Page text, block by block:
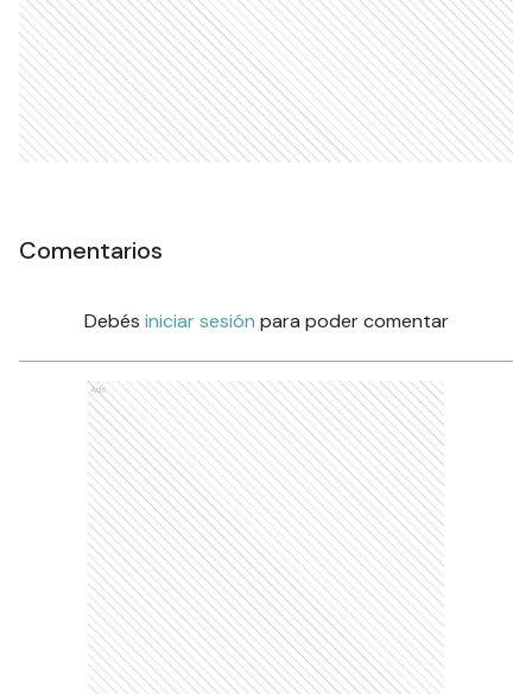
Comentarios
Debés iniciar sesión para poder comentar
Ads